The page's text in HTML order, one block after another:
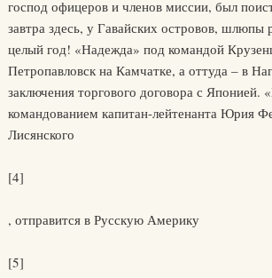
господ офицеров и членов миссии, был
завтра здесь, у Гавайских островов, шлюпы
целый год! «Надежда» под командой
Петропавловск на Камчатке, а оттуда – в
заключения торгового договора с Японией.
командованием капитан-лейтенанта Юрия
Лисянского
[4]
, отправится в Русскую Америку
[5]